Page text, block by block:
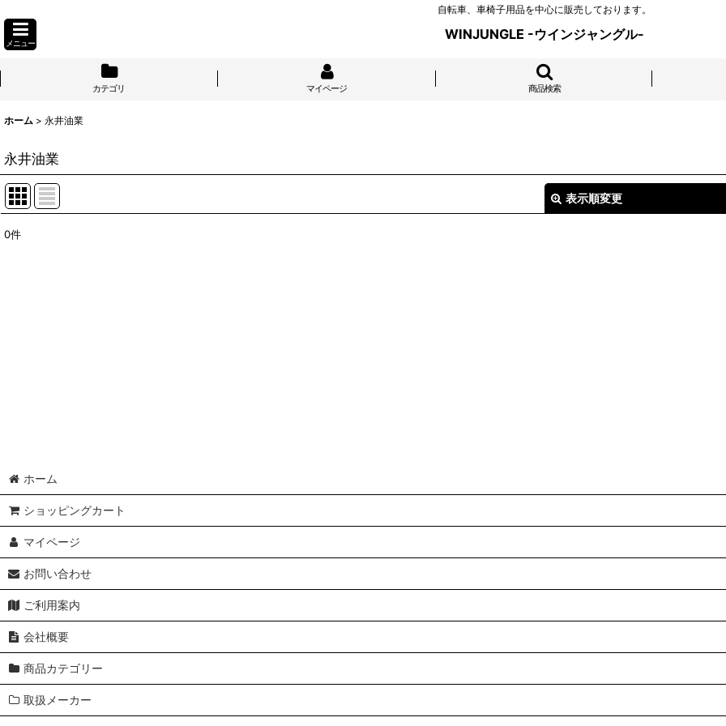
自転車、車椅子用品を中心に販売しております。
メニュー
WINJUNGLE -ウインジャングル-
カテゴリ マイページ 商品検索
ホーム > 永井油業
永井油業
表示順変更
表示数
0件
ホーム
ショッピングカート
マイページ
お問い合わせ
ご利用案内
会社概要
商品カテゴリー
取扱メーカー